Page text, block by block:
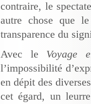
contraire, le
autre chose que
transparence du
Avec le Voyage
l’impossibilité
en dépit des
cet égard, un